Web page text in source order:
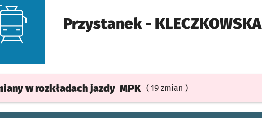
Przystanek - KLECZKOWSKA
w rozkładach jazdy MPK ( 19 zmian )